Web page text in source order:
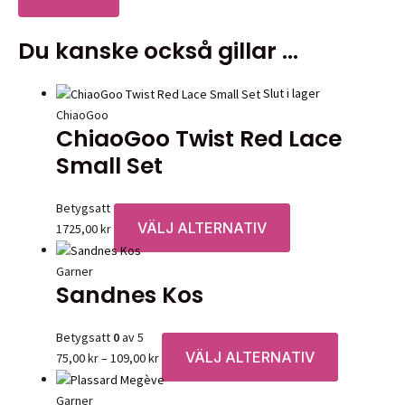
Du kanske också gillar …
Slut i lager
ChiaoGoo
ChiaoGoo Twist Red Lace
Small Set
Betygsatt 0av 5
1725,00kr VÄLJ ALTERNATIV
här
varianter.
De
Garner
Sandnes Kos
Betygsatt 0av 5
75,00kr–109,00krPrisintervall:
75,00 kr
VÄLJ ALTERNATIV
här
Garner